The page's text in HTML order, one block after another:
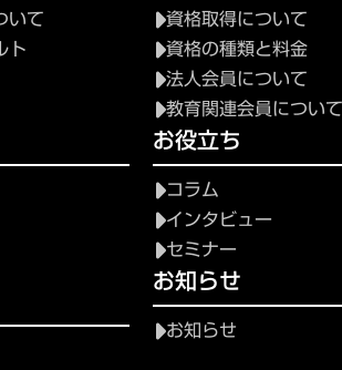
いて
ト
資格取得について
資格の種類と料金
法人会員について
教育関連会員について
お役立ち
コラム
インタビュー
セミナー
お知らせ
お知らせ